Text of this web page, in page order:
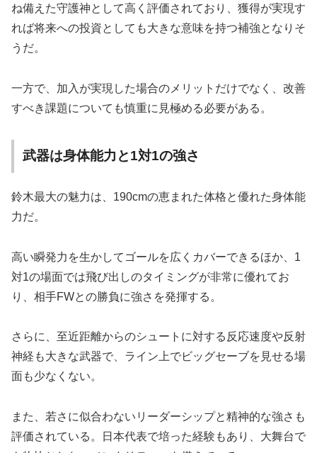
ね備えた守護神として高く評価されており、獲得が実現す
れば将来への投資としても大きな意味を持つ補強となりそ
うだ。
一方で、加入が実現した場合のメリットだけでなく、改善
すべき課題についても慎重に見極める必要がある。
武器は身体能力と1対1の強さ
鈴木最大の魅力は、190cmの恵まれた体格と優れた身体能
力だ。
高い瞬発力を生かしてゴールを広くカバーできるほか、1
対1の場面では飛び出しのタイミングが非常に優れてお
り、相手FWとの勝負に強さを発揮する。
さらに、至近距離からのシュートに対する反応速度や反射
神経も大きな武器で、ライン上でビッグセーブを見せる場
面も少なくない。
また、若さに似合わないリーダーシップと精神的な強さも
評価されている。日本代表で培った経験もあり、大舞台で